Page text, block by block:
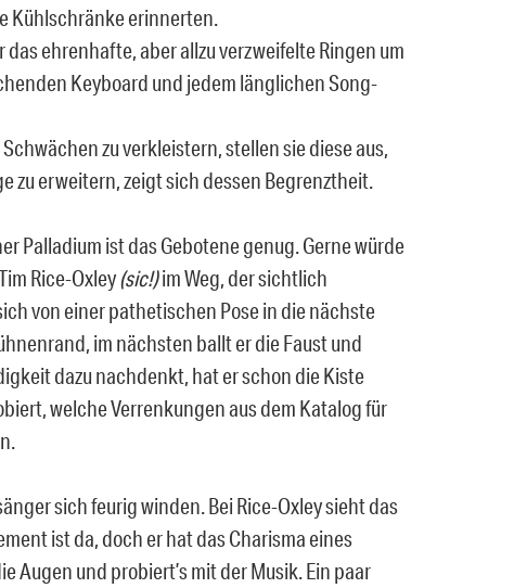
Kühlschränke erinnerten.
ehrenhafte, aber allzu verzweifelte Ringen um
Keyboard und jedem länglichen Song-
zu verkleistern, stellen sie diese aus,
zu erweitern, zeigt sich dessen Begrenztheit.
Palladium ist das Gebotene genug. Gerne würde
Rice-Oxley(sic!)im Weg, der sichtlich
von einer pathetischen Pose in die nächste
im nächsten ballt er die Faust und
dazu nachdenkt, hat er schon die Kiste
welche Verrenkungen aus dem Katalog für
sich feurig winden. Bei Rice-Oxley sieht das
ist da, doch er hat das Charisma eines
Augen und probiert’s mit der Musik. Ein paar